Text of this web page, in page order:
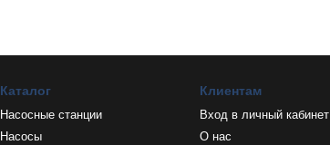
Каталог
Насосные станции
Насосы
Клиентам
Вход в личный кабинет
О нас